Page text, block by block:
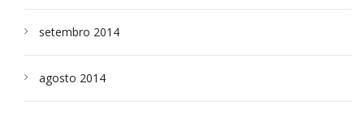
setembro 2014
agosto 2014